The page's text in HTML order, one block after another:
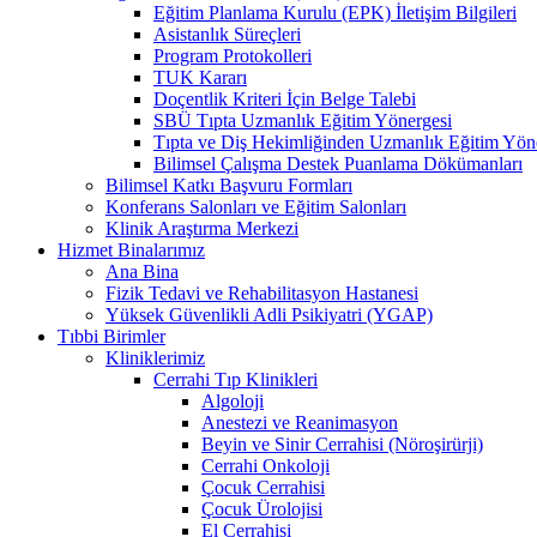
Eğitim Planlama Kurulu (EPK) İletişim Bilgileri
Asistanlık Süreçleri
Program Protokolleri
TUK Kararı
Doçentlik Kriteri İçin Belge Talebi
SBÜ Tıpta Uzmanlık Eğitim Yönergesi
Tıpta ve Diş Hekimliğinden Uzmanlık Eğitim
Bilimsel Çalışma Destek Puanlama Dökümanları
Bilimsel Katkı Başvuru Formları
Konferans Salonları ve Eğitim Salonları
Klinik Araştırma Merkezi
Hizmet Binalarımız
Ana Bina
Fizik Tedavi ve Rehabilitasyon Hastanesi
Yüksek Güvenlikli Adli Psikiyatri (YGAP)
Tıbbi Birimler
Kliniklerimiz
Cerrahi Tıp Klinikleri
Algoloji
Anestezi ve Reanimasyon
Beyin ve Sinir Cerrahisi (Nöroşirürji)
Cerrahi Onkoloji
Çocuk Cerrahisi
Çocuk Ürolojisi
El Cerrahisi